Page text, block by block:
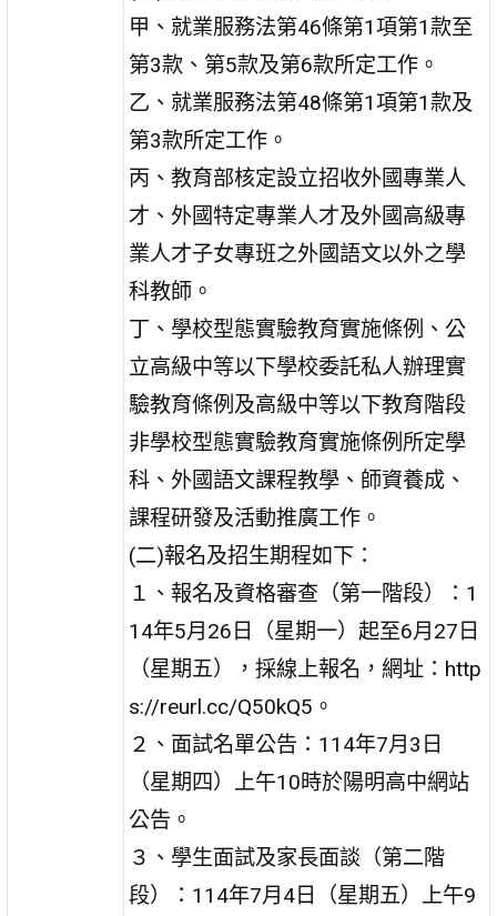
甲、就業服務法第46條第1項第1款至
第3款、第5款及第6款所定工作。
乙、就業服務法第48條第1項第1款及
第3款所定工作。
丙、教育部核定設立招收外國專業人
才、外國特定專業人才及外國高級專
業人才子女專班之外國語文以外之學
科教師。
丁、學校型態實驗教育實施條例、公
立高級中等以下學校委託私人辦理實
驗教育條例及高級中等以下教育階段
非學校型態實驗教育實施條例所定學
科、外國語文課程教學、師資養成、
課程研發及活動推廣工作。
(二)報名及招生期程如下：
１、報名及資格審查（第一階段）：1
14年5月26日（星期一）起至6月27日
（星期五），採線上報名，網址：http
s://reurl.cc/Q50kQ5。
２、面試名單公告：114年7月3日
（星期四）上午10時於陽明高中網站
公告。
３、學生面試及家長面談（第二階
段）：114年7月4日（星期五）上午9